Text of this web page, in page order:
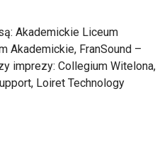
Akademickie Liceum
Akademickie, FranSound –
imprezy: Collegium Witelona,
Loiret Technology